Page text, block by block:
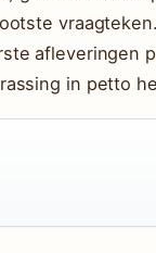
afleveringen
in petto